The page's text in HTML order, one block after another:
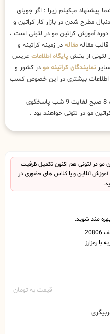
پیشنهاد میکینم زیرا : اگر جویای
مطرح شدن در بازار کار کراتین و
آموزش کراتین مو در لتونی است ،
مقاله مقاله در زمینه کراتینه و
لتونی از بخش پایگاه اطلاعات عریس
نمایندگان کراتینه مو در کشور و
اطلاعات بیشتری در این خصوص کسب
کارشناسان این مرکز همچنین از ساعت 8 صبح لغایت 9 شب پاسخگوی
مو در لتونی خواهند بود .
مو در لتونی هم اکنون تکمیل ظرفیت
آنلاین و یا کلاس های حضوری در
قیمت به تومان